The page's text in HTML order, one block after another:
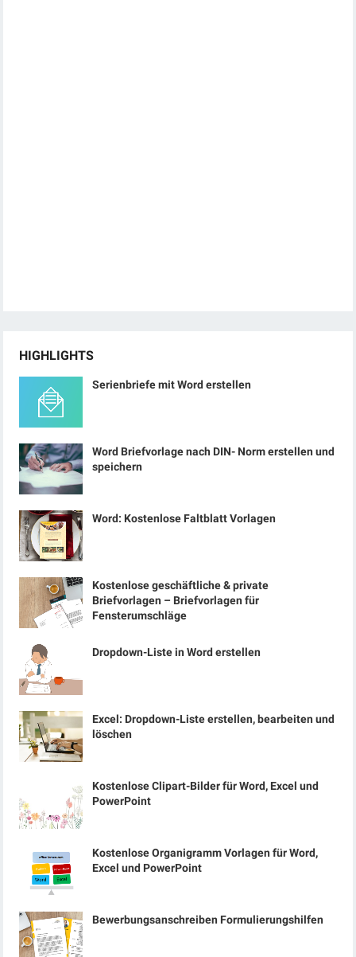
HIGHLIGHTS
Serienbriefe mit Word erstellen
Word Briefvorlage nach DIN- Norm erstellen und
speichern
Word: Kostenlose Faltblatt Vorlagen
Kostenlose geschäftliche & private
Briefvorlagen – Briefvorlagen für
Fensterumschläge
Dropdown-Liste in Word erstellen
Excel: Dropdown-Liste erstellen, bearbeiten und
löschen
Kostenlose Clipart-Bilder für Word, Excel und
PowerPoint
Kostenlose Organigramm Vorlagen für Word,
Excel und PowerPoint
Bewerbungsanschreiben Formulierungshilfen